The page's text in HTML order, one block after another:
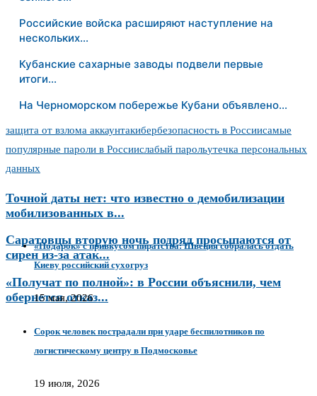
Российские войска расширяют наступление на
нескольких…
Кубанские сахарные заводы подвели первые
итоги…
На Черноморском побережье Кубани объявлено…
защита от взлома аккаунтакибербезопасность в Россиисамые
популярные пароли в Россиислабый парольутечка персональных
данных
Точной даты нет: что известно о демобилизации
мобилизованных в...
Саратовцы вторую ночь подряд просыпаются от
сирен из-за атак...
«Получат по полной»: в России объяснили, чем
обернется отказ...
«Подарок» с привкусом пиратства: Швеция собралась отдать
Киеву российский сухогруз
15 мая, 2026
Сорок человек пострадали при ударе беспилотников по
логистическому центру в Подмосковье
19 июля, 2026